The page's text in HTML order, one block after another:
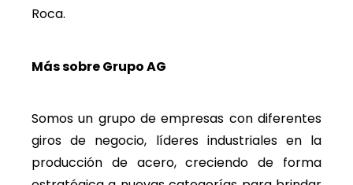
Roca.
Más sobre Grupo AG
Somos un grupo de empresas con diferentes
giros de negocio, líderes industriales en la
producción de acero, creciendo de forma